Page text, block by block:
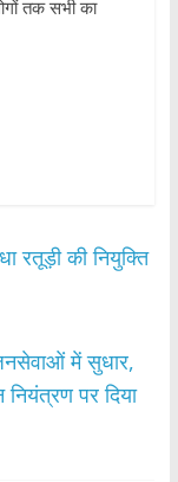
तक सभी का
रतूड़ी की नियुक्ति
जनसेवाओं में सुधार,
पर दिया